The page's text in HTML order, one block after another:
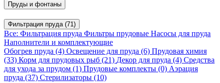
Пруды и фонтаны
Фильтрация пруда (71)
Все: Фильтрация пруда Фильтры прудовые Насосы для пруда
Наполнители и комплектующие
Обогрев пруда (4) Освещение для пруда (6) Прудовая химия
(33) Корм для прудовых рыб (21) Декор для пруда (4) Средства
для ухода за прудом (1) Прудовые комплекты (0) Аэрация
пруда (37) Стерилизаторы (10)